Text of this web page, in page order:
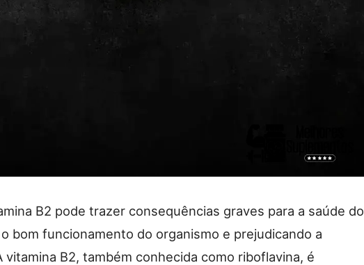
B2 pode trazer consequências graves para a saúde do
bom funcionamento do organismo e prejudicando a
vitamina B2, também conhecida como riboflavina, é